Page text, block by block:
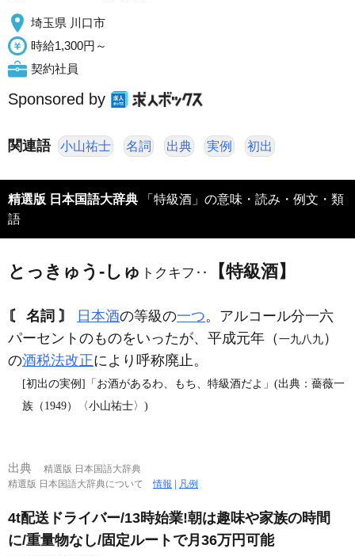
埼玉県 川口市
時給1,300円～
契約社員
Sponsored by
関連語 小山祐士 名詞 出典 実例 初出
精選版 日本国語大辞典 「特級酒」の意味・読み・例文・類
語
とっきゅう‐しゅ トクキフ‥ 【特級酒】
〘 名詞 〙 日本酒の等級の一つ。アルコール分一六
パーセントのものをいったが、平成元年（一九八九）
の酒税法改正により呼称廃止。
[初出の実例]「お酒があるわ、もち、特級酒だよ」(出典：薔薇一
族（1949）〈小山祐士〉)
出典
精選版 日本国語大辞典
精選版 日本国語大辞典について情報 | 凡例
4t配送ドライバー/13時始業!朝は趣味や家族の時間
に/重量物なし/固定ルートで月36万円可能